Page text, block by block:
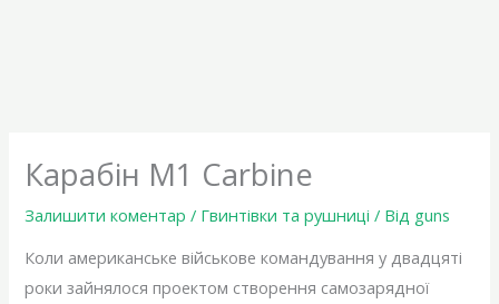
Карабін M1 Carbine
Залишити коментар / Гвинтівки та рушниці / Від guns
Коли американське військове командування у двадцяті
роки зайнялося проектом створення самозарядної